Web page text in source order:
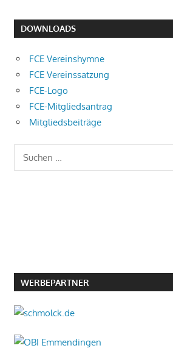
DOWNLOADS
FCE Vereinshymne
FCE Vereinssatzung
FCE-Logo
FCE-Mitgliedsantrag
Mitgliedsbeiträge
Suchen
nach:
WERBEPARTNER